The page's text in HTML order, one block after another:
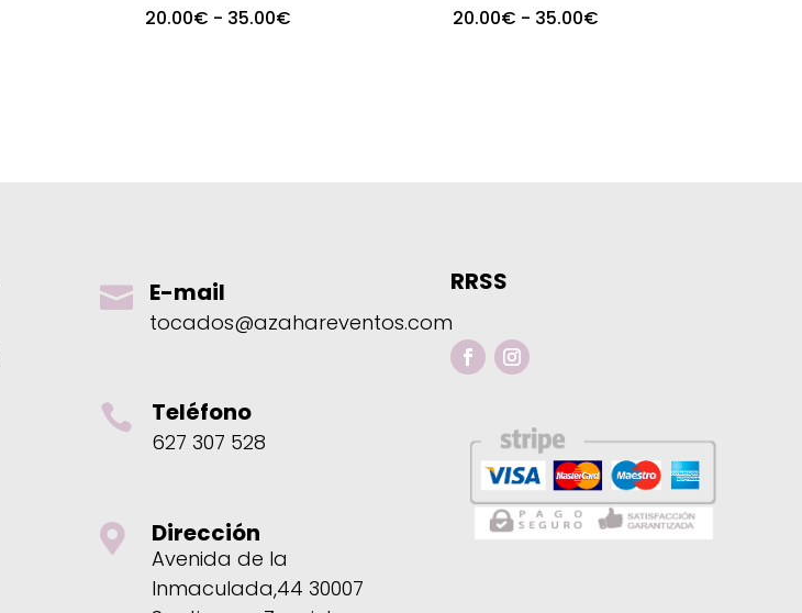
20.00€ - 35.00€Rango
20.00€ - 35.00€Rango
 E-mail
tocados@azahareventos.com
 Teléfono
627 307 528
 Dirección
Avenida de la
Inmaculada,44 30007
RRSS